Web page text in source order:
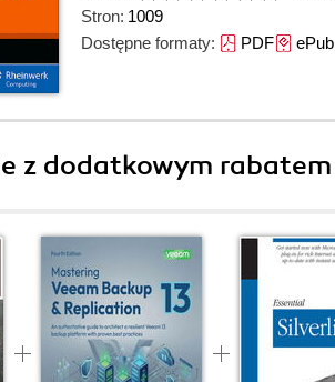
Stron: 1009
Dostępne formaty: PDFePub
z dodatkowym rabatem